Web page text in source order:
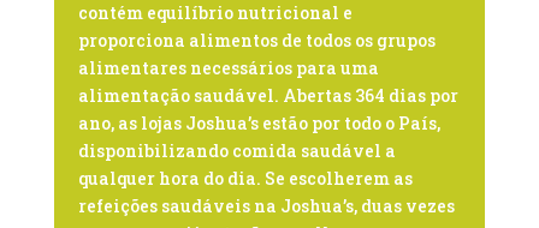
contém equilíbrio nutricional e
proporciona alimentos de todos os grupos
alimentares necessários para uma
alimentação saudável. Abertas 364 dias por
ano, as lojas Joshua’s estão por todo o País,
disponibilizando comida saudável a
qualquer hora do dia. Se escolherem as
refeições saudáveis na Joshua’s, duas vezes